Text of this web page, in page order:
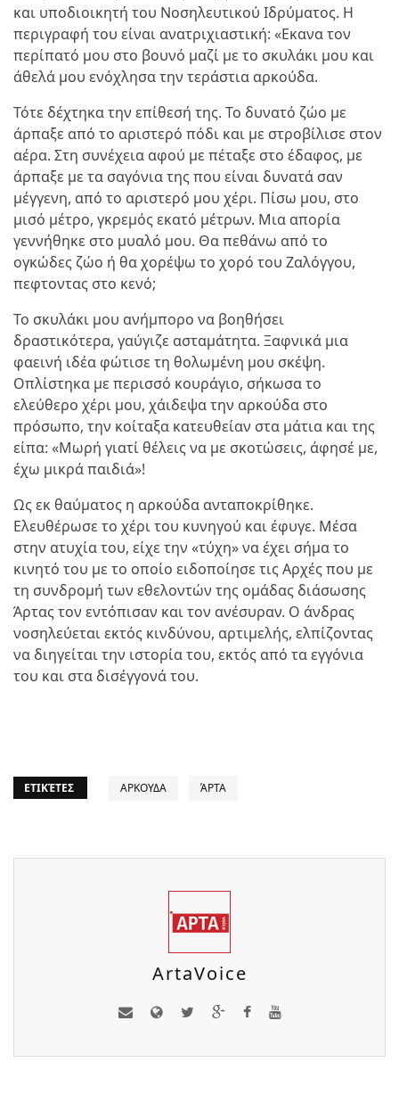
και υποδιοικητή του Νοσηλευτικού Ιδρύματος. Η
περιγραφή του είναι ανατριχιαστική: «Εκανα τον
περίπατό μου στο βουνό μαζί με το σκυλάκι μου και
άθελά μου ενόχλησα την τεράστια αρκούδα.
Τότε δέχτηκα την επίθεσή της. Το δυνατό ζώο με
άρπαξε από το αριστερό πόδι και με στροβίλισε στον
αέρα. Στη συνέχεια αφού με πέταξε στο έδαφος, με
άρπαξε με τα σαγόνια της που είναι δυνατά σαν
μέγγενη, από το αριστερό μου χέρι. Πίσω μου, στο
μισό μέτρο, γκρεμός εκατό μέτρων. Μια απορία
γεννήθηκε στο μυαλό μου. Θα πεθάνω από το
ογκώδες ζώο ή θα χορέψω το χορό του Ζαλόγγου,
πεφτοντας στο κενό;
Το σκυλάκι μου ανήμπορο να βοηθήσει
δραστικότερα, γαύγιζε ασταμάτητα. Ξαφνικά μια
φαεινή ιδέα φώτισε τη θολωμένη μου σκέψη.
Οπλίστηκα με περισσό κουράγιο, σήκωσα το
ελεύθερο χέρι μου, χάιδεψα την αρκούδα στο
πρόσωπο, την κοίταξα κατευθείαν στα μάτια και της
είπα: «Μωρή γιατί θέλεις να με σκοτώσεις, άφησέ με,
έχω μικρά παιδιά»!
Ως εκ θαύματος η αρκούδα ανταποκρίθηκε.
Ελευθέρωσε το χέρι του κυνηγού και έφυγε. Μέσα
στην ατυχία του, είχε την «τύχη» να έχει σήμα το
κινητό του με το οποίο ειδοποίησε τις Αρχές που με
τη συνδρομή των εθελοντών της ομάδας διάσωσης
Άρτας τον εντόπισαν και τον ανέσυραν. Ο άνδρας
νοσηλεύεται εκτός κινδύνου, αρτιμελής, ελπίζοντας
να διηγείται την ιστορία του, εκτός από τα εγγόνια
του και στα δισέγγονά του.
ΕΤΙΚΈΤΕΣ ΑΡΚΟΥΔΑ ΆΡΤΑ
ArtaVoice